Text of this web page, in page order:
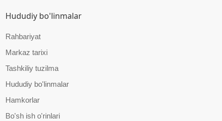
Hududiy bo'linmalar
Rahbariyat
Markaz tarixi
Tashkiliy tuzilma
Hududiy bo'linmalar
Hamkorlar
Bo'sh ish o'rinlari